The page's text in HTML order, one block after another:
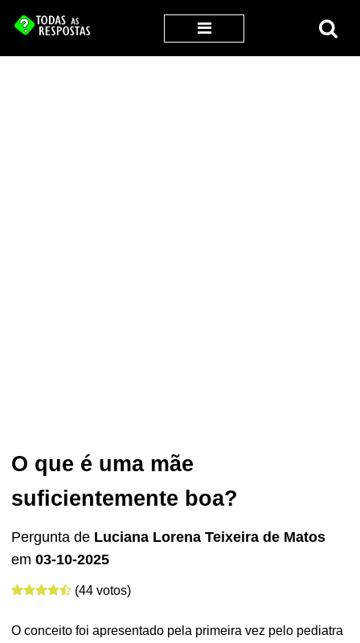
O que é uma mãe
suficientemente boa?
Pergunta de Luciana Lorena Teixeira de Matos
em03-10-2025
(44 votos)
O conceito foi apresentado pela primeira vez pelo pediatra